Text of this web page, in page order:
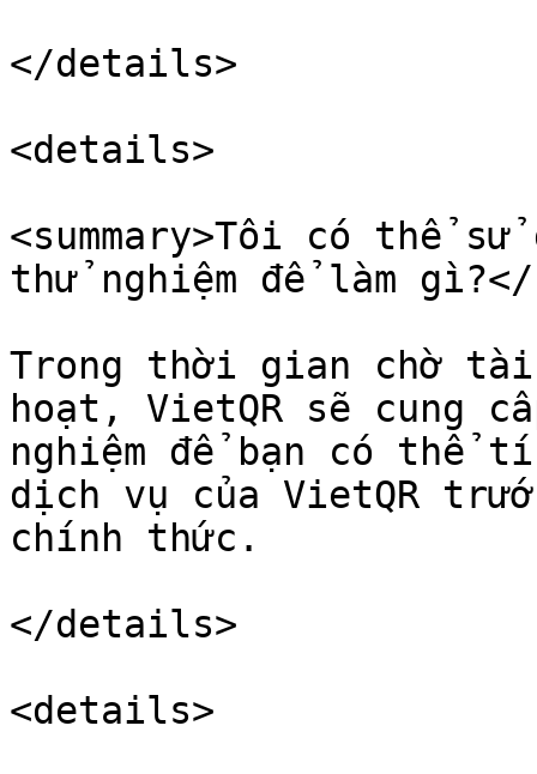
</details>
<details>
<summary>Tôi có thể
thử nghiệm để làm gì?</
Trong thời gian chờ tài
hoạt, VietQR sẽ cung
nghiệm để bạn có thể
dịch vụ của VietQR
chính thức.
</details>
<details>